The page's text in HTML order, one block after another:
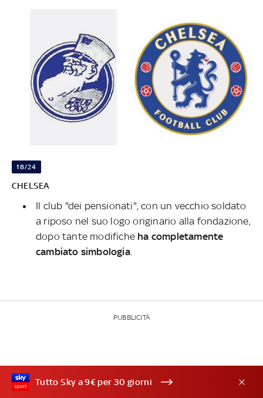
18/24
CHELSEA
Il club "dei pensionati", con un vecchio soldato
a riposo nel suo logo originario alla fondazione,
dopo tante modifiche ha completamente
cambiato simbologia.
PUBBLICITÀ
Tutto Sky a 9€ per 30 giorni